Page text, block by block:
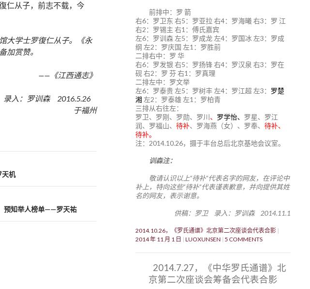
仁从子，前志不载，今
大学士罗復仁从子。《永
加赏赞。
——《江西通志》
录入：罗训森 2016.5.26
于福州
天机
预知举人榜单——罗天祐
前排中：罗 箭
右6：罗卫东 右5：罗亚拉 右4：罗海曦 右3：罗 江
右2：罗锡主 右1：傅氏嘉宾
左6：罗训森 左5：罗成龙 左4：罗国冰 左3：罗成
纲 左2：罗庆国 左1：罗胜前
二排右中：罗 华
右6：罗发银 右5：罗扬锋 右4：罗汉泉 右3：罗在
砚 右2：罗 芬 右1：罗真理
二排左中：罗文举
左6：罗泰贵 左5：罗树丰 左4：罗江超 左3： 罗楚
湘 左2：罗泰雄 左1：罗柏青
三排从右往左：
罗卫、罗刚、罗勋、罗川、 罗学怡、 罗星、罗江
润、罗福山、 待补、罗海燕（女）、罗奉、 待补、
待补。
注：2014.10.26，摄于丰台总后北京基地会议室。
训森注：
敬请认识以上“待补”代表名字的网友，在评论中
补上，特向这些“待补”代表谨表歉意，并向提供其姓
名的网友，表示谢意。
供稿：罗卫 录入：罗训森 2014.11.1
2014.10.26，《罗氏通谱》北京第二次座谈会代表合影
2014 年 11 月 1 日
LUOXUNSEN 5 COMMENTS
2014.7.27，《中华罗氏通谱》北
京第二次座谈会筹备会代表合影